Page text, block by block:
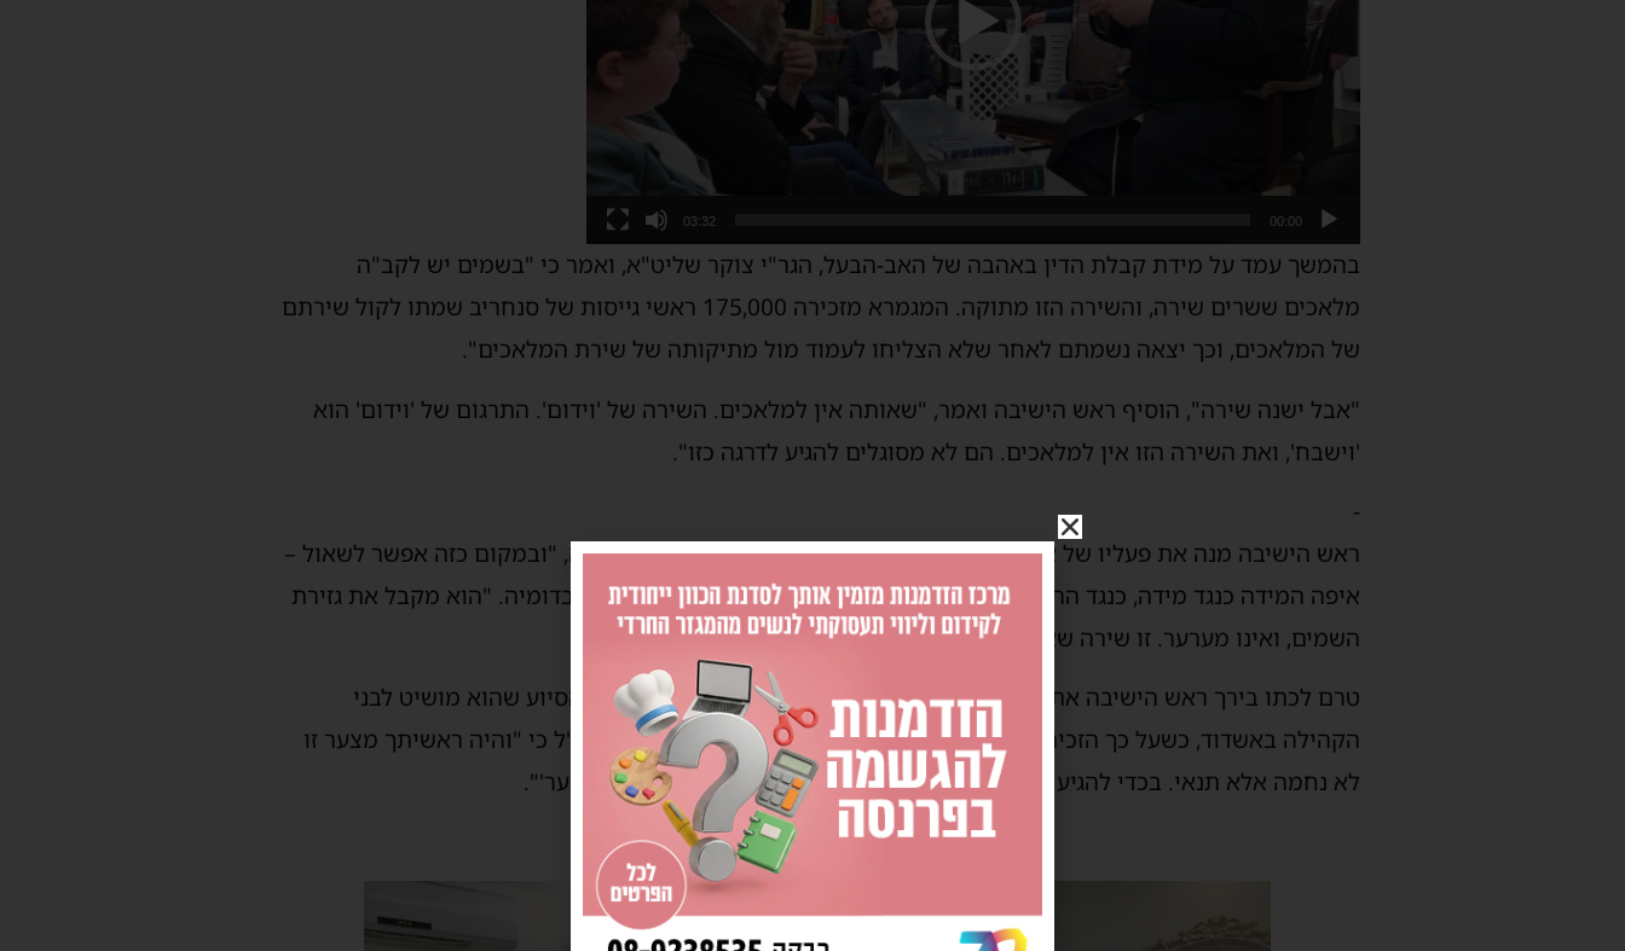
00:00
03:32
בהמשך עמד על מידת קבלת הדין באהבה של האב-הבעל, הגר"י צוקר שליט"א, ואמר כי "בשמים יש לקב"ה
מלאכים ששרים שירה, והשירה הזו מתוקה. המגמרא מזכירה 175,000 ראשי גייסות של סנחריב שמתו לקול שירתם
של המלאכים, וכך יצאה נשמתם לאחר שלא הצליחו לעמוד מול מתיקותה של שירת המלאכים".
"אבל ישנה שירה", הוסיף ראש הישיבה ואמר, "שאותה אין למלאכים. השירה של 'וידום'. התרגום של 'וידום' הוא
'וישבח', ואת השירה הזו אין למלאכים. הם לא מסוגלים להגיע לדרגה כזו".
-
ראש הישיבה מנה את פעליו של אבי המשפחה, שעשה ועושה כה הרבה למען הקב"ה, "ובמקום כזה אפשר לשאול –
איפה המידה כנגד מידה, כנגד הרבה מידות?" ועדין, על אף הכל, הוא מקבל את הדין בדומיה. "הוא מקבל את גזירת
השמים, ואינו מערער. זו שירה שאין למעלה. את השירה הזו יש רק כאן".
טרם לכתו בירך ראש הישיבה את בנה הילד של המנוחה, והוא הודה לגר"י צוקר על הסיוע שהוא מושיט לבני
הקהילה באשדוד, כשעל כך הזכיר הרב צוקר את שאמר ראש הישיבה הגרא"מ שך זצ"ל כי "והיה ראשיתך מצער זו
לא נחמה אלא תנאי. בכדי להגיע ל'אחריתך ישגא מאד' יש צורך שתהיה 'ראשיתך מצער'".